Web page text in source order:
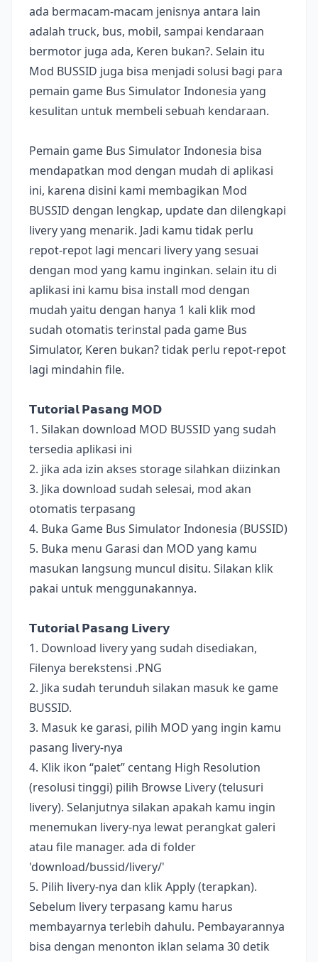
ada bermacam-macam jenisnya antara lain
adalah truck, bus, mobil, sampai kendaraan
bermotor juga ada, Keren bukan?. Selain itu
Mod BUSSID juga bisa menjadi solusi bagi para
pemain game Bus Simulator Indonesia yang
kesulitan untuk membeli sebuah kendaraan.
Pemain game Bus Simulator Indonesia bisa
mendapatkan mod dengan mudah di aplikasi
ini, karena disini kami membagikan Mod
BUSSID dengan lengkap, update dan dilengkapi
livery yang menarik. Jadi kamu tidak perlu
repot-repot lagi mencari livery yang sesuai
dengan mod yang kamu inginkan. selain itu di
aplikasi ini kamu bisa install mod dengan
mudah yaitu dengan hanya 1 kali klik mod
sudah otomatis terinstal pada game Bus
Simulator, Keren bukan? tidak perlu repot-repot
lagi mindahin file.
𝗧𝘂𝘁𝗼𝗿𝗶𝗮𝗹 𝗣𝗮𝘀𝗮𝗻𝗴 𝗠𝗢𝗗
1. Silakan download MOD BUSSID yang sudah
tersedia aplikasi ini
2. jika ada izin akses storage silahkan diizinkan
3. Jika download sudah selesai, mod akan
otomatis terpasang
4. Buka Game Bus Simulator Indonesia (BUSSID)
5. Buka menu Garasi dan MOD yang kamu
masukan langsung muncul disitu. Silakan klik
pakai untuk menggunakannya.
𝗧𝘂𝘁𝗼𝗿𝗶𝗮𝗹 𝗣𝗮𝘀𝗮𝗻𝗴 𝗟𝗶𝘃𝗲𝗿𝘆
1. Download livery yang sudah disediakan,
Filenya berekstensi .PNG
2. Jika sudah terunduh silakan masuk ke game
BUSSID.
3. Masuk ke garasi, pilih MOD yang ingin kamu
pasang livery-nya
4. Klik ikon “palet” centang High Resolution
(resolusi tinggi) pilih Browse Livery (telusuri
livery). Selanjutnya silakan apakah kamu ingin
menemukan livery-nya lewat perangkat galeri
atau file manager. ada di folder
'download/bussid/livery/'
5. Pilih livery-nya dan klik Apply (terapkan).
Sebelum livery terpasang kamu harus
membayarnya terlebih dahulu. Pembayarannya
bisa dengan menonton iklan selama 30 detik